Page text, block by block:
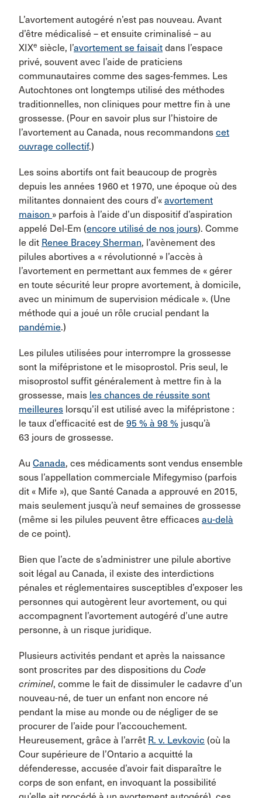
L’avortement autogéré n’est pas nouveau. Avant
d’être médicalisé – et ensuite criminalisé – au
XIXe siècle, l’avortement se faisait dans l’espace
privé, souvent avec l’aide de praticiens
communautaires comme des sages-femmes. Les
Autochtones ont longtemps utilisé des méthodes
traditionnelles, non cliniques pour mettre fin à une
grossesse. (Pour en savoir plus sur l’histoire de
l’avortement au Canada, nous recommandons cet
ouvrage collectif.)
Les soins abortifs ont fait beaucoup de progrès
depuis les années 1960 et 1970, une époque où des
militantes donnaient des cours d’« avortement
maison » parfois à l’aide d’un dispositif d’aspiration
appelé Del-Em (encore utilisé de nos jours). Comme
le dit Renee Bracey Sherman, l’avènement des
pilules abortives a « révolutionné » l’accès à
l’avortement en permettant aux femmes de « gérer
en toute sécurité leur propre avortement, à domicile,
avec un minimum de supervision médicale ». (Une
méthode qui a joué un rôle crucial pendant la
pandémie.)
Les pilules utilisées pour interrompre la grossesse
sont la mifépristone et le misoprostol. Pris seul, le
misoprostol suffit généralement à mettre fin à la
grossesse, mais les chances de réussite sont
meilleures lorsqu’il est utilisé avec la mifépristone :
le taux d’efficacité est de 95 % à 98 % jusqu’à
63 jours de grossesse.
Au Canada, ces médicaments sont vendus ensemble
sous l’appellation commerciale Mifegymiso (parfois
dit « Mife »), que Santé Canada a approuvé en 2015,
mais seulement jusqu’à neuf semaines de grossesse
(même si les pilules peuvent être efficaces au-delà
de ce point).
Bien que l’acte de s’administrer une pilule abortive
soit légal au Canada, il existe des interdictions
pénales et réglementaires susceptibles d’exposer les
personnes qui autogèrent leur avortement, ou qui
accompagnent l’avortement autogéré d’une autre
personne, à un risque juridique.
Plusieurs activités pendant et après la naissance
sont proscrites par des dispositions du Code
criminel, comme le fait de dissimuler le cadavre d’un
nouveau-né, de tuer un enfant non encore né
pendant la mise au monde ou de négliger de se
procurer de l’aide pour l’accouchement.
Heureusement, grâce à l’arrêt R. v. Levkovic (où la
Cour supérieure de l’Ontario a acquitté la
défenderesse, accusée d’avoir fait disparaître le
corps de son enfant, en invoquant la possibilité